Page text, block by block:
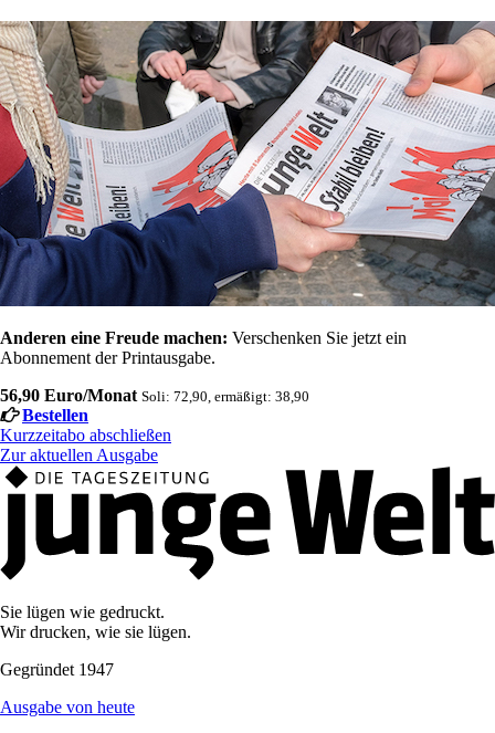
Anderen eine Freude machen: Verschenken Sie jetzt ein
Abonnement der Printausgabe.
56,90 Euro/Monat Soli: 72,90, ermäßigt: 38,90
Bestellen
Kurzzeitabo abschließen
Zur aktuellen Ausgabe
Sie lügen wie gedruckt.
Wir drucken, wie sie lügen.
Gegründet 1947
Ausgabe von heute